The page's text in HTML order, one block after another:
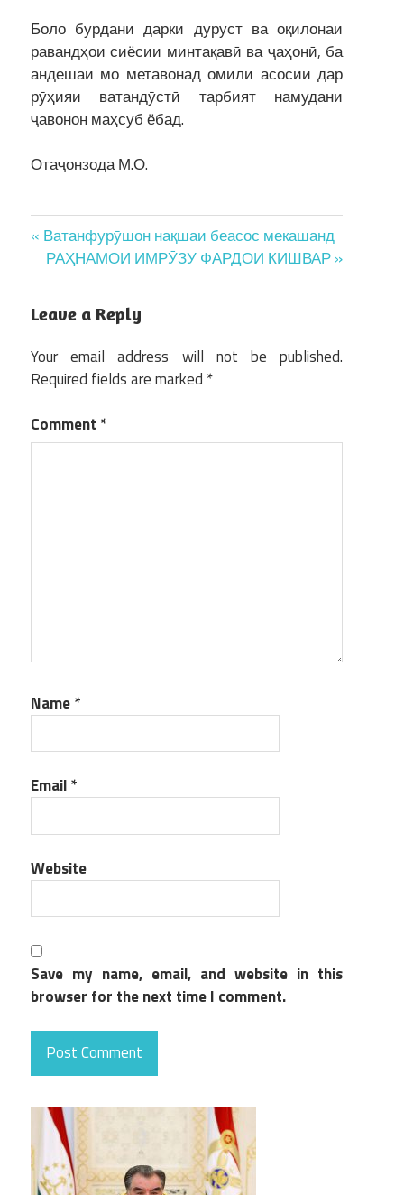
Боло бурдани дарки дуруст ва оқилонаи
равандҳои сиёсии минтақавӣ ва ҷаҳонӣ, ба
андешаи мо метавонад омили асосии дар
рӯҳияи ватандӯстӣ тарбият намудани
ҷавонон маҳсуб ёбад.
Отаҷонзода М.О.
Post
navigation
« Ватанфурӯшон нақшаи беасос мекашанд
РАҲНАМОИ ИМРӮЗУ ФАРДОИ КИШВАР »
Leave a Reply
Your email address will not be published.
Required fields are marked *
Comment *
Name*
Email*
Website
Save my name, email, and website in this
browser for the next time I comment.